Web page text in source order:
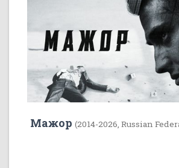
Мажор (2014-2026, Russian